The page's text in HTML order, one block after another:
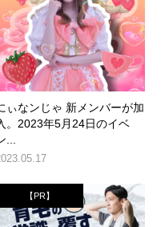
ぃなンじゃ 新メンバーが加
。2023年5月24日のイベ
...
【PR】